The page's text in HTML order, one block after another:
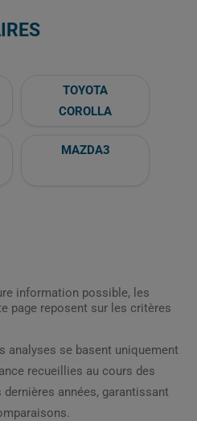
TOYOTA
COROLLA
MAZDA3
information possible, les
page reposent sur les critères
analyses se basent uniquement
recueillies au cours des
dernières années, garantissant